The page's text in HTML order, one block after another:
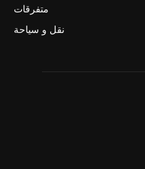
متفرقات
نقل و سياحة